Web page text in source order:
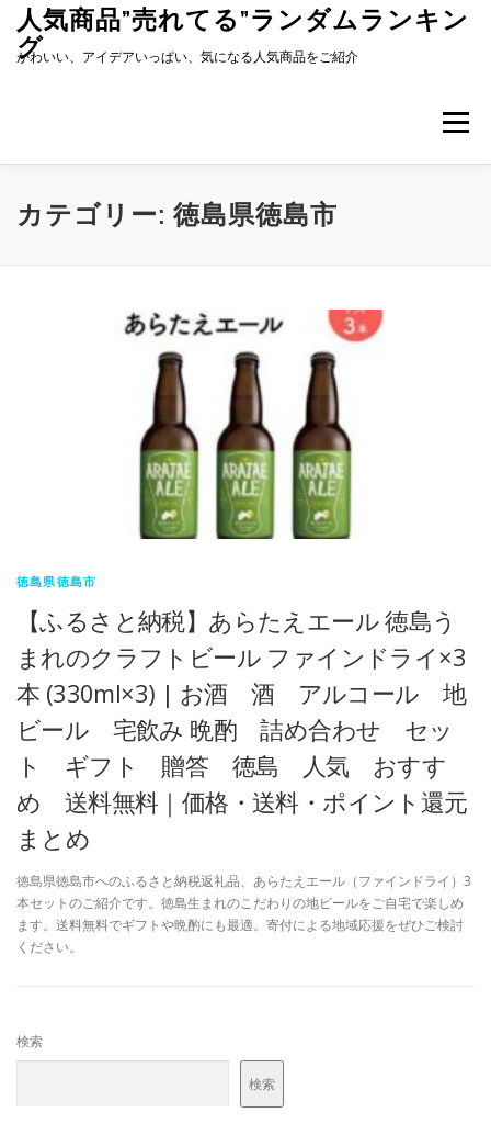
キ
人気商品”売れてる”ランダムランキン
グ
かわいい、アイデアいっぱい、気になる人気商品をご紹介
メニュー
カテゴリー: 徳島県徳島市
徳島県徳島市
【ふるさと納税】あらたえエール 徳島う
まれのクラフトビール ファインドライ×3
本 (330ml×3) | お酒 酒 アルコール 地
ビール 宅飲み 晩酌 詰め合わせ セッ
ト ギフト 贈答 徳島 人気 おすす
め 送料無料｜価格・送料・ポイント還元
まとめ
徳島県徳島市へのふるさと納税返礼品、あらたえエール（ファインドライ）3
本セットのご紹介です。徳島生まれのこだわりの地ビールをご自宅で楽しめ
ます。送料無料でギフトや晩酌にも最適。寄付による地域応援をぜひご検討
ください。
検索
検索